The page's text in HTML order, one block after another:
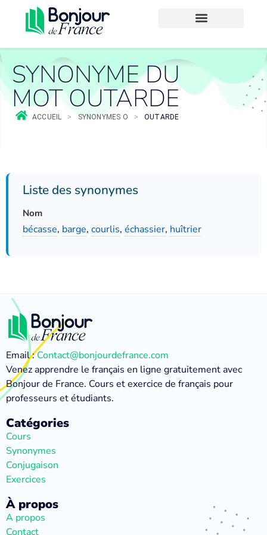
SYNONYME DU
MOT OUTARDE
ACCUEIL > SYNONYMES O > OUTARDE
Liste des synonymes
Nom
bécasse, barge, courlis, échassier, huîtrier
Email :Contact@bonjourdefrance.com
Venez apprendre le français en ligne gratuitement avec
Bonjour de France. Cours et exercice de français pour
professeurs et étudiants.
Catégories
Cours
Synonymes
Conjugaison
Exercices
À propos
A propos
Contact